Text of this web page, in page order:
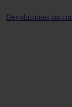
Devoluciones sin